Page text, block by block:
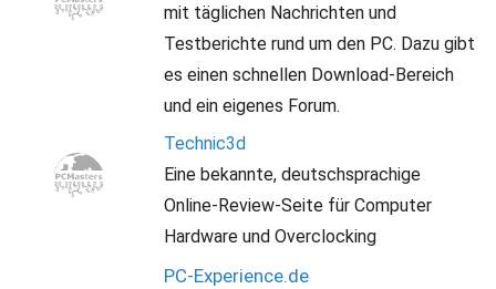
mit täglichen Nachrichten und
Testberichte rund um den PC. Dazu gibt
es einen schnellen Download-Bereich
und ein eigenes Forum.
Technic3d
Eine bekannte, deutschsprachige
Online-Review-Seite für Computer
Hardware und Overclocking
PC-Experience.de